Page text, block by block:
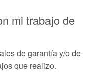
mi trabajo de
de garantía y/o de
que realizo.